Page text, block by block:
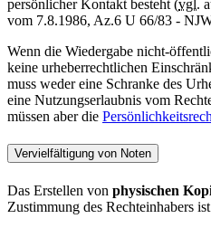
persönlicher Kontakt besteht (vgl.
vom 7.8.1986, Az.6 U 66/83 -
Wenn die Wiedergabe nicht-
keine urheberrechtlichen
muss weder eine Schranke des
eine Nutzungserlaubnis vom
müssen aber die
Vervielfältigung von Noten
Das Erstellen von physischen
Zustimmung des Rechteinhabers